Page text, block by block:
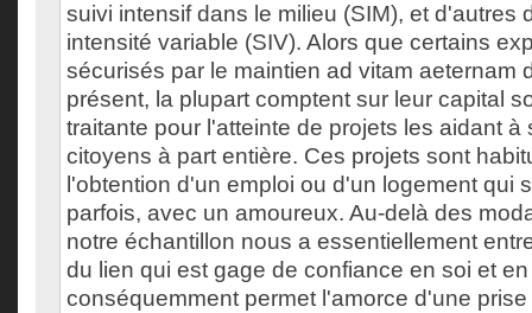
suivi intensif dans le milieu (SIM), et d'autres
intensité variable (SIV). Alors que certains
sécurisés par le maintien ad vitam aeternam
présent, la plupart comptent sur leur capital
traitante pour l'atteinte de projets les aidant à
citoyens à part entière. Ces projets sont
l'obtention d'un emploi ou d'un logement qui
parfois, avec un amoureux. Au-delà des
notre échantillon nous a essentiellement
du lien qui est gage de confiance en soi et
conséquemment permet l'amorce d'une